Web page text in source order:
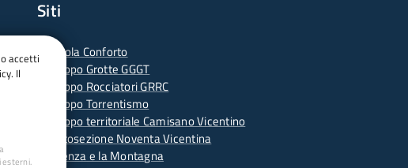
Siti
-
Scuola Conforto
ruppo Grotte GGGT
Gruppo Rocciatori GRRC
Gruppo Torrentismo
Gruppo territoriale Camisano Vicentino
Sottosezione Noventa Vicentina
Vicenza e la Montagna
accetti
Il
esterni.